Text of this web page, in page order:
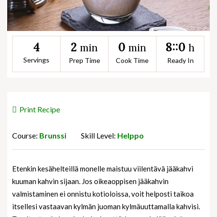
4
Servings
2 min
Prep Time
0 min
Cook Time
8::0 h
Ready In
Print Recipe
Course: Brunssi Skill Level: Helppo
Etenkin kesähelteillä monelle maistuu viilentävä jääkahvi
kuuman kahvin sijaan. Jos oikeaoppisen jääkahvin
valmistaminen ei onnistu kotioloissa, voit helposti taikoa
itsellesi vastaavan kylmän juoman kylmäuuttamalla kahvisi.